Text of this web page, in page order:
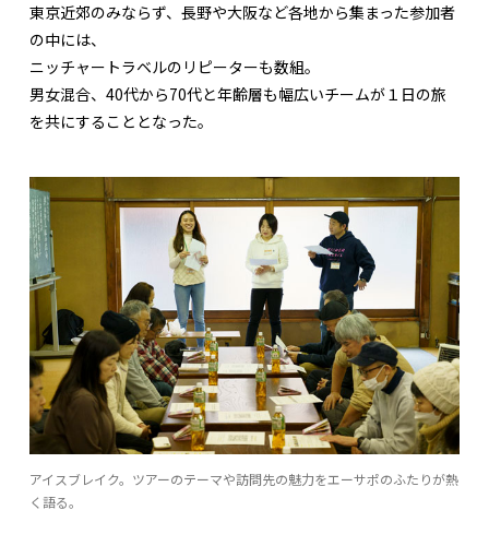
東京近郊のみならず、長野や大阪など各地から集まった参加者
の中には、
ニッチャートラベルのリピーターも数組。
男女混合、40代から70代と年齢層も幅広いチームが１日の旅
を共にすることとなった。
アイスブレイク。ツアーのテーマや訪問先の魅力をエーサポのふたりが熱
く語る。